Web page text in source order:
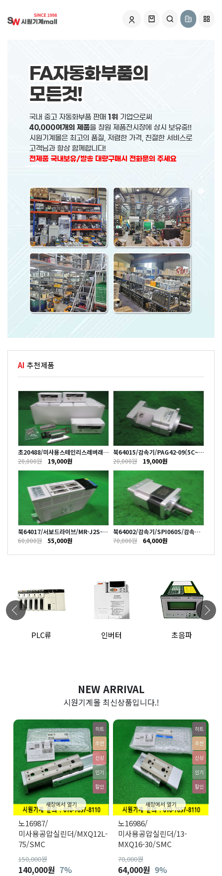
FA자동화부품의
모든것!
국내 중고 자동화부품 판매 1위 기업으로써
40,000여개의 제품을 창원 제품전시장에 상시 보유중!!
시원기계몰은 최고의 품질, 저렴한 가격, 친절한 서비스로
고객님과 항상 함께합니다!
전제품 국내보유/발송 대량구매시 전화문의 주세요
AI 추천제품
초20488/미사용스테인리스레버래
치/레버락캐치오토잠금손잡이/LL-6
6S/낱개발송/스카츠네
20,000원 19,000원
북64017/서보드라이브/MR-J2S-20
A/200W/미츠비시
60,000원 55,000원
북64015/감속기/PAG42-09(5C~1
3K)/감속비9대1/FDS
20,000원 19,000원
북64002/감속기/SPI060S/감속비1
0대1/SPG
70,000원 64,000원
PLC류 인버터 초음파
NEW ARRIVAL
시원기계몰 최신상품입니다.!
히트
추천
신상
인기
할인
새창에서 열기
노16987/
미사용공압실린더/MXQ12L-
75/SMC
150,000원
140,000원 7%
히트
추천
신상
인기
할인
새창에서 열기
노16986/
미사용공압실린더/13-
MXQ16-30/SMC
70,000원
64,000원 9%